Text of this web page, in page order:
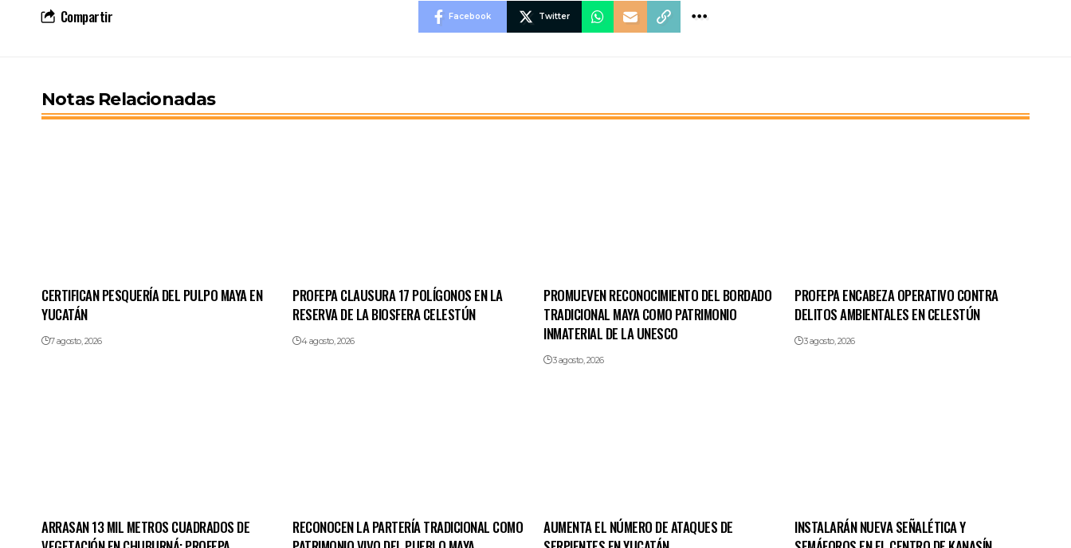
Compartir Facebook Twitter
Notas Relacionadas
CERTIFICAN PESQUERÍA DEL PULPO MAYA EN
YUCATÁN
7 agosto, 2026
PROFEPA CLAUSURA 17 POLÍGONOS EN LA
RESERVA DE LA BIOSFERA CELESTÚN
4 agosto, 2026
PROMUEVEN RECONOCIMIENTO DEL BORDADO
TRADICIONAL MAYA COMO PATRIMONIO
INMATERIAL DE LA UNESCO
3 agosto, 2026
PROFEPA ENCABEZA OPERATIVO CONTRA
DELITOS AMBIENTALES EN CELESTÚN
3 agosto, 2026
ARRASAN 13 MIL METROS CUADRADOS DE
RECONOCEN LA PARTERÍA TRADICIONAL COMO
AUMENTA EL NÚMERO DE ATAQUES DE
INSTALARÁN NUEVA SEÑALÉTICA Y